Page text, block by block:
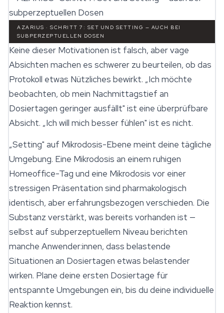
AZARIUS · SCHRITT 7: SET UND SETTING — AUCH BEI
SUBPERZEPTUELLEN DOSEN
Keine dieser Motivationen ist falsch, aber vage
Absichten machen es schwerer zu beurteilen, ob das
Protokoll etwas Nützliches bewirkt. „Ich möchte
beobachten, ob mein Nachmittagstief an
Dosiertagen geringer ausfällt" ist eine überprüfbare
Absicht. „Ich will mich besser fühlen" ist es nicht.
„Setting" auf Mikrodosis-Ebene meint deine tägliche
Umgebung. Eine Mikrodosis an einem ruhigen
Homeoffice-Tag und eine Mikrodosis vor einer
stressigen Präsentation sind pharmakologisch
identisch, aber erfahrungsbezogen verschieden. Die
Substanz verstärkt, was bereits vorhanden ist —
selbst auf subperzeptuellem Niveau berichten
manche Anwender:innen, dass belastende
Situationen an Dosiertagen etwas belastender
wirken. Plane deine ersten Dosiertage für
entspannte Umgebungen ein, bis du deine individuelle
Reaktion kennst.